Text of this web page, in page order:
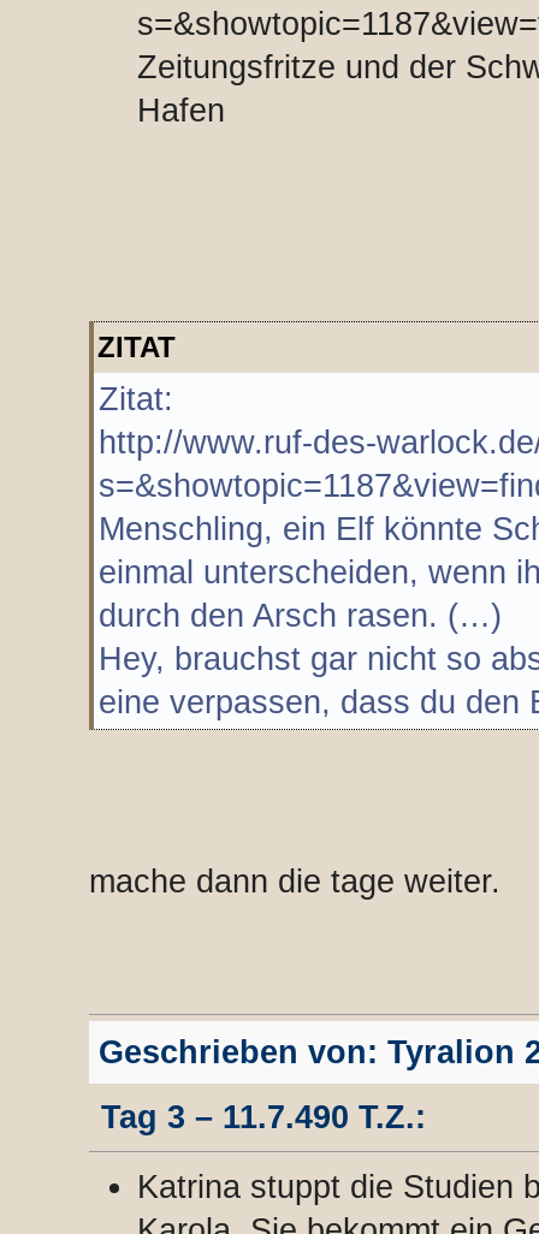
Zeitungsfritze und der
Hafen
ZITAT
Zitat:
http://www.ruf-des-
Menschling, ein Elf könnte
einmal unterscheiden, wenn
durch den Arsch rasen. (…)
Hey, brauchst gar nicht so
eine verpassen, dass du den
mache dann die tage weiter.
Geschrieben von: Tyralion
Tag 3 – 11.7.490 T.Z.:
Katrina stuppt die Studien